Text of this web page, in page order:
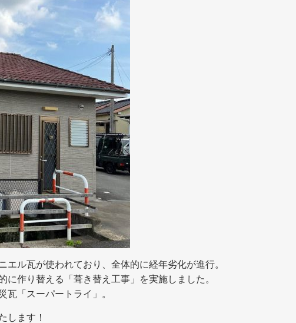
ル瓦が使われており、全体的に経年劣化が進行。
作り替える「葺き替え工事」を実施しました。
瓦「スーパートライ」。
します！